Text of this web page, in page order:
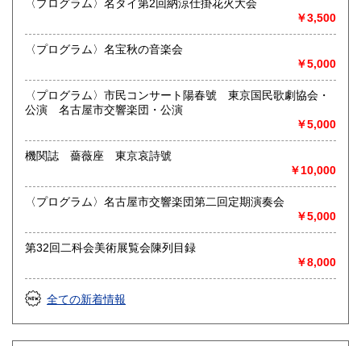
特に古いもの全般(和本、古文書、紙物チラシ、郷土資料、地
図、宗教、芸能、美術、文学、雑誌等)に力を入れておりま
す。
又書画骨董品も別部門で取り扱いしておりますので引越し増
愛知県・岐阜県を中心に近県の方、日時打ち合わせの後、ご
訪問し、見積もり・買入をさせていただきます。
まずはお気軽にご連絡ください。
お品物を送料着払いでお送りいただければ、即日に評価しご
連絡ご送金いたします。
愛知県江南市前飛保町栄284 扶桑文庫 担当井
上
取り扱い分野
総記、哲学宗教、歴史、社会科学、自然科学、美術工芸、国
語国文、外国文学、古典籍、近代文献、趣味、外国書、サブ
カルチャー、古書一般（その他）
古文書・和本・刷り物・絵葉書・近代文献資料・エフェメラ
〈プログラム〉名タイ第2回納涼仕掛花火大会
￥3,500
〈プログラム〉名宝秋の音楽会
￥5,000
〈プログラム〉市民コンサート陽春號 東京国民歌劇協会・
公演 名古屋市交響楽団・公演
￥5,000
機関誌 薔薇座 東京哀詩號
￥10,000
〈プログラム〉名古屋市交響楽団第二回定期演奏会
￥5,000
第32回二科会美術展覧会陳列目録
￥8,000
全ての新着情報